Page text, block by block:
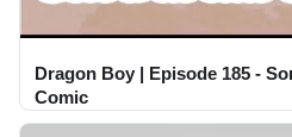
Dragon Boy | Episode 185 -
Comic